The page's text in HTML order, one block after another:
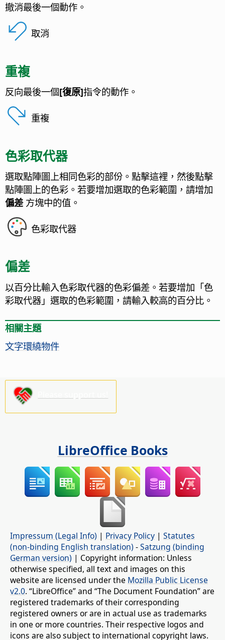
撤消最後一個動作。
取消
重複
反向最後一個[復原]指令的動作。
重複
色彩取代器
選取點陣圖上相同色彩的部份。點擊這裡，然後點擊
點陣圖上的色彩。若要增加選取的色彩範圍，請增加
偏差 方塊中的值。
色彩取代器
偏差
以百分比輸入色彩取代器的色彩偏差。若要增加「色
彩取代器」選取的色彩範圍，請輸入較高的百分比。
相關主題
文字環繞物件
LibreOffice Books
Impressum (Legal Info) | Privacy Policy | Statutes
(non-binding English translation) -Satzung (binding
German version) | Copyright information: Unless
otherwise specified, all text and images on this
website are licensed under the Mozilla Public License
v2.0. “LibreOffice” and “The Document Foundation” are
registered trademarks of their corresponding
registered owners or are in actual use as trademarks
in one or more countries. Their respective logos and
icons are also subject to international copyright laws.